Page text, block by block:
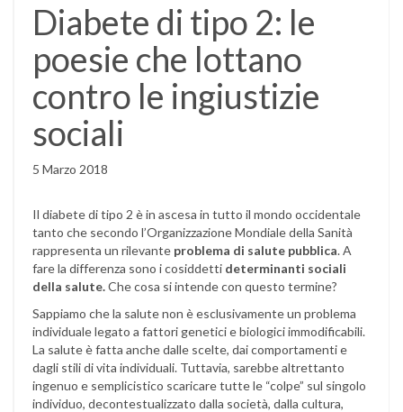
Diabete di tipo 2: le
poesie che lottano
contro le ingiustizie
sociali
5 Marzo 2018
Il diabete di tipo 2 è in ascesa in tutto il mondo occidentale
tanto che secondo l’Organizzazione Mondiale della Sanità
rappresenta un rilevante problema di salute pubblica. A
fare la differenza sono i cosiddetti determinanti sociali
della salute.Che cosa si intende con questo termine?
Sappiamo che la salute non è esclusivamente un problema
individuale legato a fattori genetici e biologici immodificabili.
La salute è fatta anche dalle scelte, dai comportamenti e
dagli stili di vita individuali. Tuttavia, sarebbe altrettanto
ingenuo e semplicistico scaricare tutte le “colpe” sul singolo
individuo, decontestualizzato dalla società, dalla cultura,